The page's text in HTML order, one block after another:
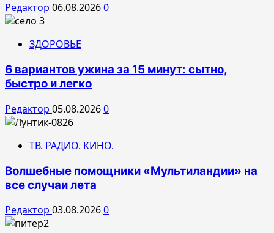
Редактор 06.08.20260
ЗДОРОВЬЕ
6 вариантов ужина за 15 минут: сытно,
быстро и легко
Редактор 05.08.20260
ТВ. РАДИО. КИНО.
Волшебные помощники «Мультиландии» на
все случаи лета
Редактор 03.08.20260